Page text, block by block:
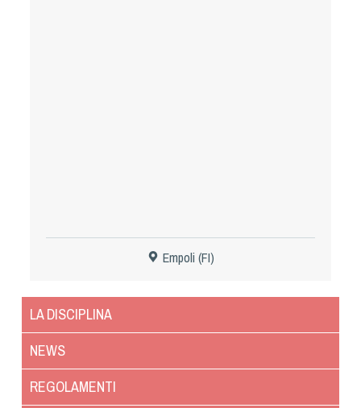
Empoli (FI)
LA DISCIPLINA
NEWS
REGOLAMENTI
Cinofilia Sportiva
DiscDog
Dog Triathlon